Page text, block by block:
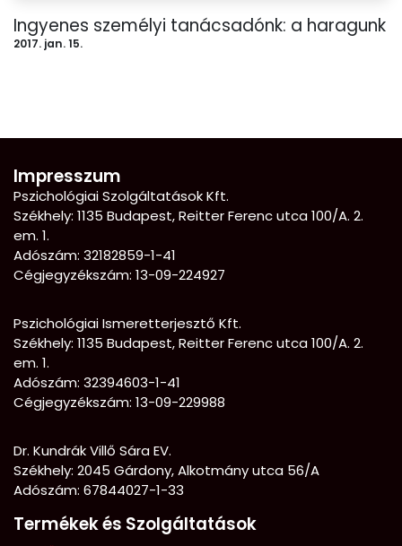
Ingyenes személyi tanácsadónk: a haragunk
2017. jan. 15.
Impresszum
Pszichológiai Szolgáltatások Kft.
Székhely: 1135 Budapest, Reitter Ferenc utca 100/A. 2.
em. 1.
Adószám: 32182859-1-41
Cégjegyzékszám: 13-09-224927
Pszichológiai Ismeretterjesztő Kft.
Székhely: 1135 Budapest, Reitter Ferenc utca 100/A. 2.
em. 1.
Adószám: 32394603-1-41
Cégjegyzékszám: 13-09-229988
Dr. Kundrák Villő Sára EV.
Székhely: 2045 Gárdony, Alkotmány utca 56/A
Adószám: 67844027-1-33
Termékek és Szolgáltatások